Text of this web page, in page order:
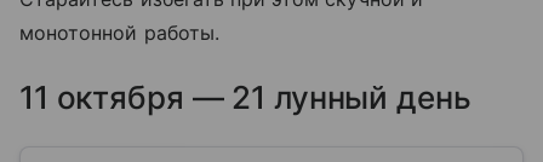
монотонной работы.
11 октября — 21 лунный день